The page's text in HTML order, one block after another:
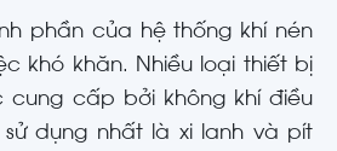
phần của hệ thống khí nén
khó khăn. Nhiều loại thiết bị
cung cấp bởi không khí điều
dụng nhất là xi lanh và pít